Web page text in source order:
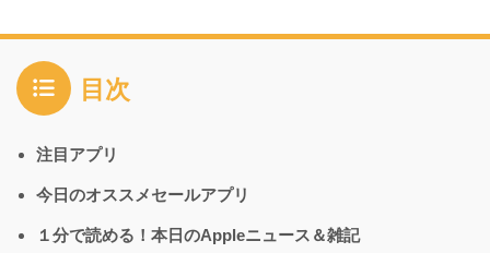
目次
注目アプリ
今日のオススメセールアプリ
１分で読める！本日のAppleニュース＆雑記